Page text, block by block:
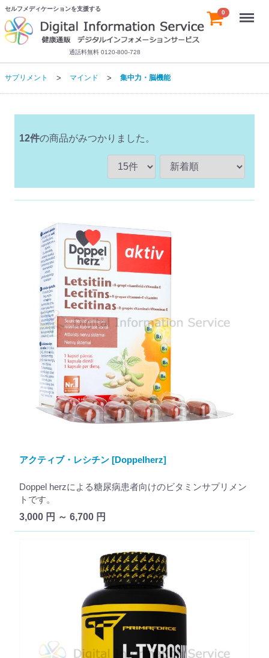
セルフメディケーションを支援する
通話料無料 0120-800-728
0 Menu
サプリメント マインド 集中力・脳機能
12件の商品がみつかりました。
アクティブ・レシチン [Doppelherz]
Doppel herzによる糖尿病患者向けのビタミンサプリメン
トです。
3,000 円 ～ 6,700 円